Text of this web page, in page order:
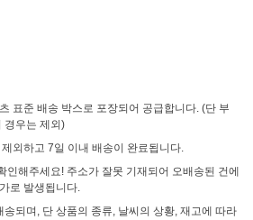
표준 배송 박스로 포장되어 공급합니다. (단 부
경우는 제외)
외하고 7일 이내 배송이 완료됩니다.
인해주세요! 주소가 잘못 기재되어 오배송된 건에
로 발생됩니다.
송되며, 단 상품의 종류, 날씨의 상황, 재고에 따라